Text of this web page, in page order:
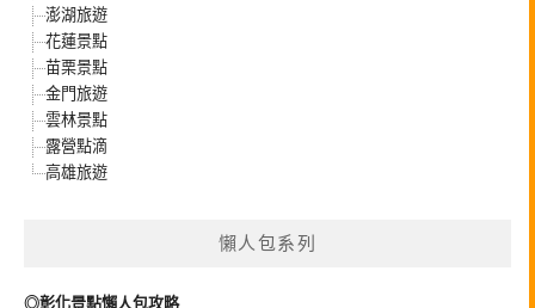
澎湖旅遊
花蓮景點
苗栗景點
金門旅遊
雲林景點
露營點滴
高雄旅遊
懶人包系列
◎彰化景點懶人包攻略